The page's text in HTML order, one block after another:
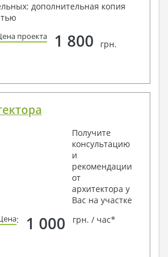
дополнительная копия
проекта 1 800 грн.
Получите
консультацию
и
рекомендации
от
архитектора у
Вас на участке
: 1 000 грн. / час*